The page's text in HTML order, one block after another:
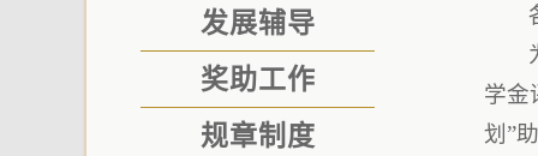
发展辅导
奖助工作
规章制度
学金
划”